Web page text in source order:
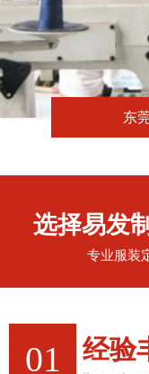
东
选择易发
专业服装
01 经验